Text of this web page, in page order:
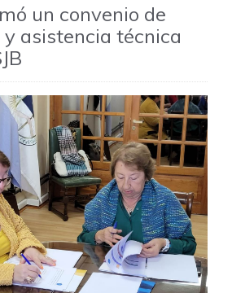
un convenio de
asistencia técnica